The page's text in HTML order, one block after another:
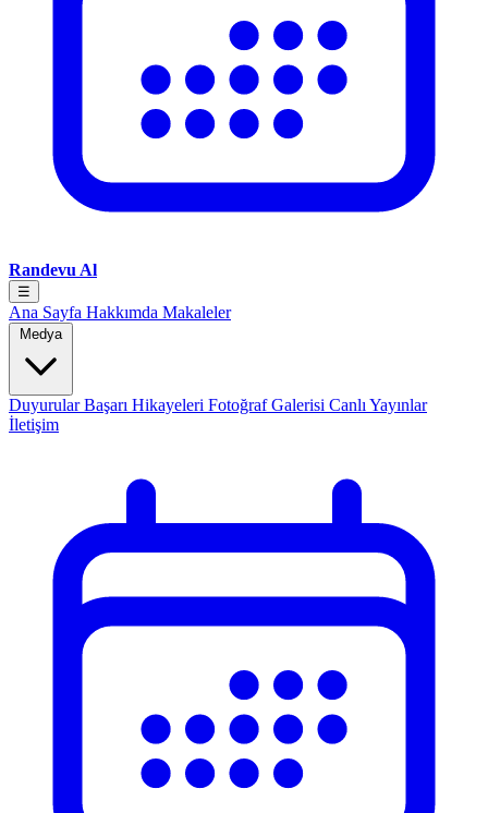
Randevu Al
☰
Ana Sayfa Hakkımda Makaleler
Medya
DuyurularBaşarı Hikayeleri Fotoğraf Galerisi Canlı Yayınlar
İletişim